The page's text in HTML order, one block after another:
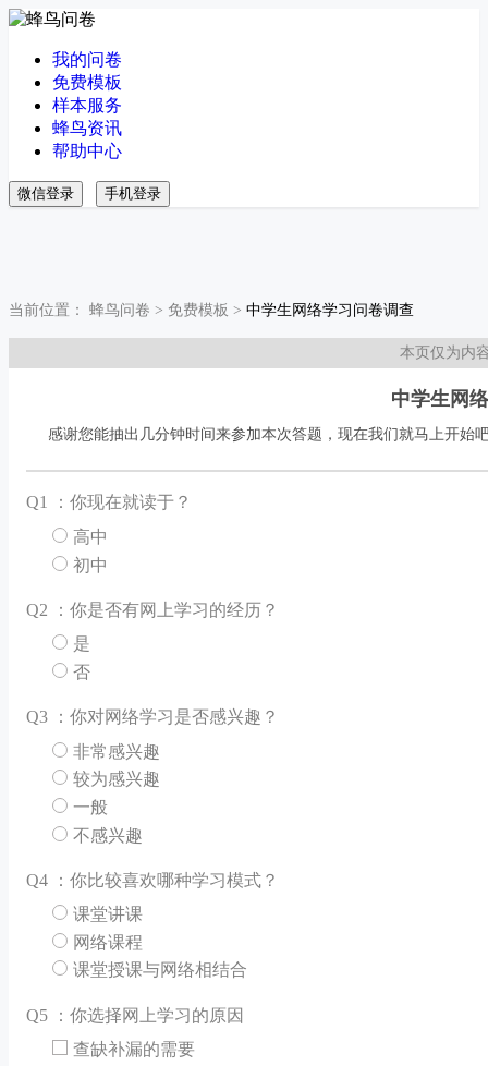
我的问卷
免费模板
样本服务
蜂鸟资讯
帮助中心
微信登录 手机登录
当前位置： 蜂鸟问卷 > 免费模板 > 中学生网络学习问卷调查
本页仅为内
中学生网
感谢您能抽出几分钟时间来参加本次答题，现在我们就马上开始
Q1 ：你现在就读于？
高中
初中
Q2 ：你是否有网上学习的经历？
是
否
Q3 ：你对网络学习是否感兴趣？
非常感兴趣
较为感兴趣
一般
不感兴趣
Q4 ：你比较喜欢哪种学习模式？
课堂讲课
网络课程
课堂授课与网络相结合
Q5 ：你选择网上学习的原因
查缺补漏的需要